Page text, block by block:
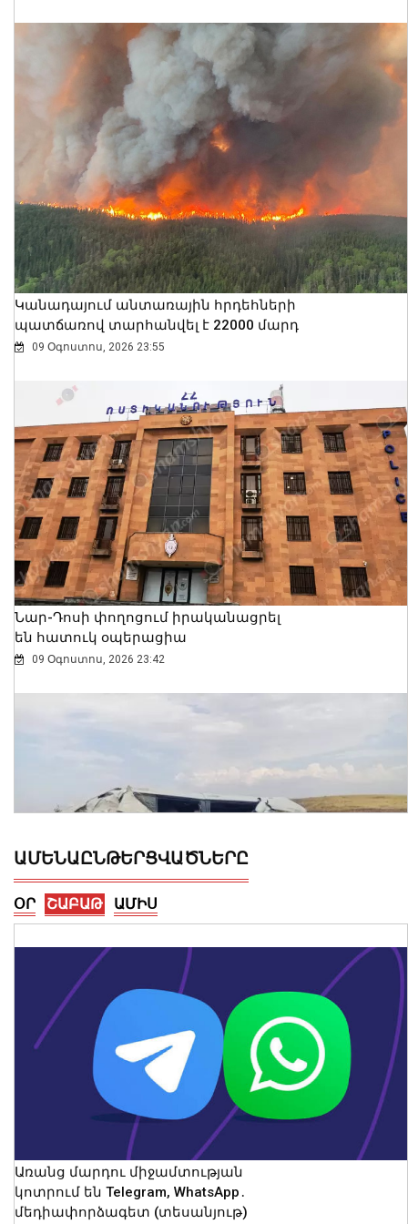
Կանադայում անտառային հրդեհների
պատճառով տարհանվել է 22000 մարդ
09 Օգոստոս, 2026 23:55
Նար-Դոսի փողոցում իրականացրել
են հատուկ օպերացիա
09 Օգոստոս, 2026 23:42
Կոտայքի մարզում Toyota-ն շրջվել է
երթևեկելի գոտում․ տուժել են կինը և
երկու անչափահաս երեխաները
09 Օգոստոս, 2026 23:02
ԱՄԵՆԱԸՆԹԵՐՑՎԱԾՆԵՐԸ
ՕՐ ՇԱԲԱԹ ԱՄԻՍ
Առանց մարդու միջամտության
կոտրում են Telegram, WhatsApp․
մեդիափորձագետ (տեսանյութ)